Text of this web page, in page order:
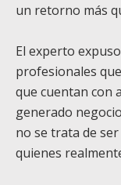
un retorno más
El experto
profesionales
que cuentan con
generado
no se trata de
quienes